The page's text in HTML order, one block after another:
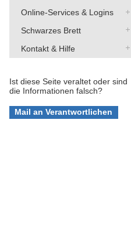
Online-Services & Logins
Schwarzes Brett
Kontakt & Hilfe
Ist diese Seite veraltet oder sind
die Informationen falsch?